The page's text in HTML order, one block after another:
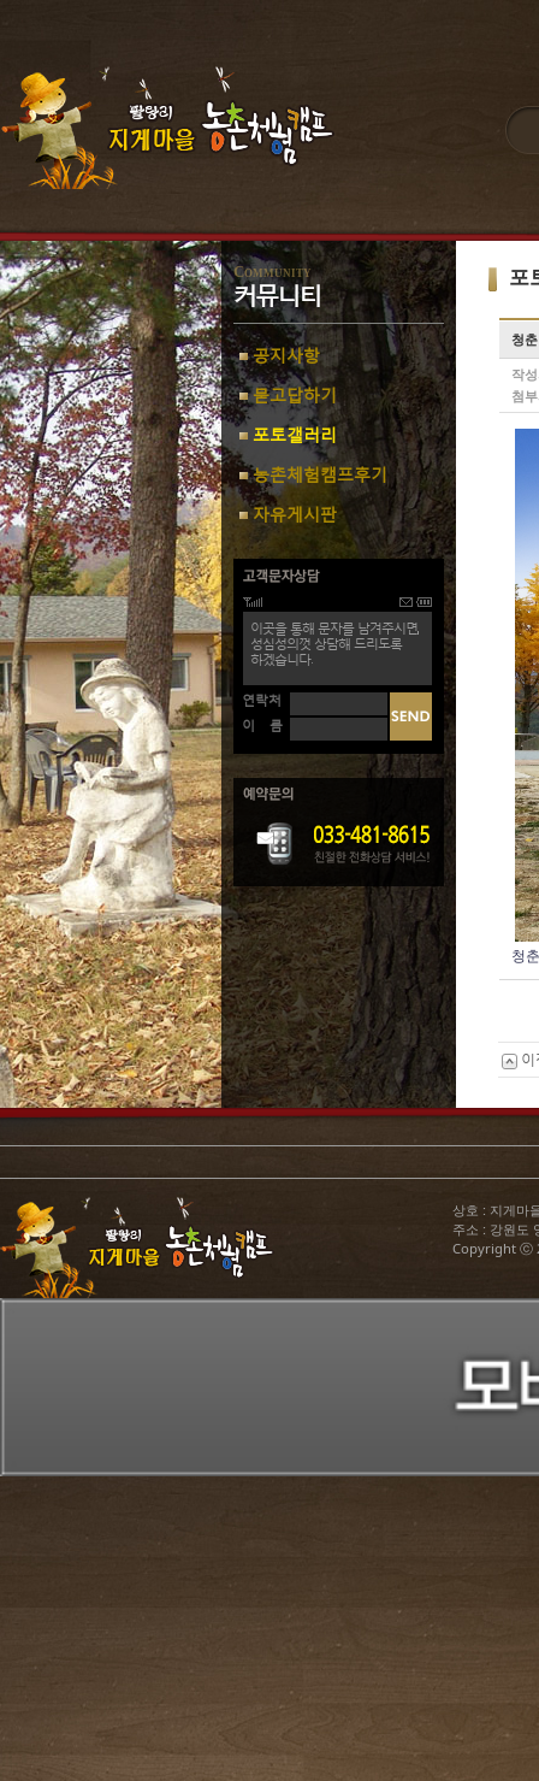
Community
커뮤니티
공지사항
묻고답하기
포토갤러리
농촌체험캠프후기
자유게시판
이곳을 통해 문자를 남겨주시면,
성심성의껏 상담해 드리도록
하겠습니다.
연락처
이 름
포
청
작
첨
청
이
청
상호 : 지게마
주소 : 강원도
Copyright ⓒ